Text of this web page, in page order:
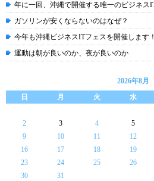
年に一回、沖縄で開催する唯一のビジネス
ガソリンが安くならないのはなぜ？
今年も沖縄ビジネスITフェスを開催します！
運動は朝が良いのか、夜が良いのか
2026年8月
日
月 火 水
2
3 4 5
9
10 11 12
16
17 18 19
23
24 25 26
30
31